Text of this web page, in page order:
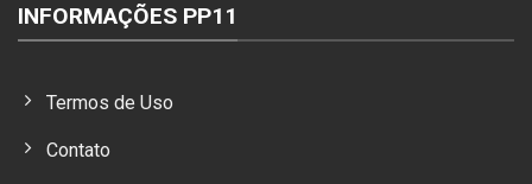
INFORMAÇÕES PP11
Termos de Uso
Contato